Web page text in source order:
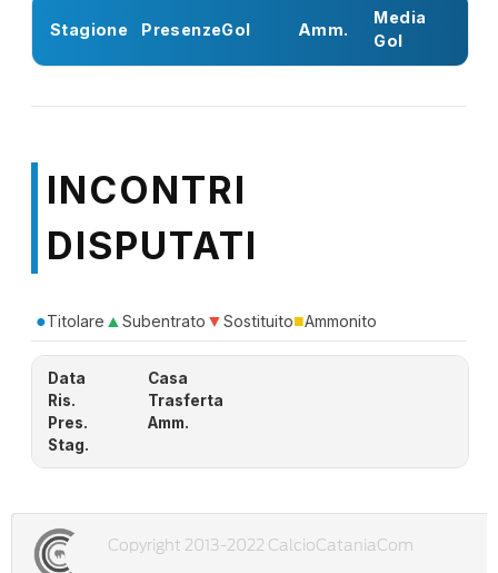
Stagione PresenzeGol Amm.
Media
Gol
INCONTRI
DISPUTATI
●Titolare ▲Subentrato ▼Sostituito■Ammonito
Data
Casa
Ris.
Trasferta
Pres.
Amm.
Stag.
Copyright 2013-2022 CalcioCataniaCom